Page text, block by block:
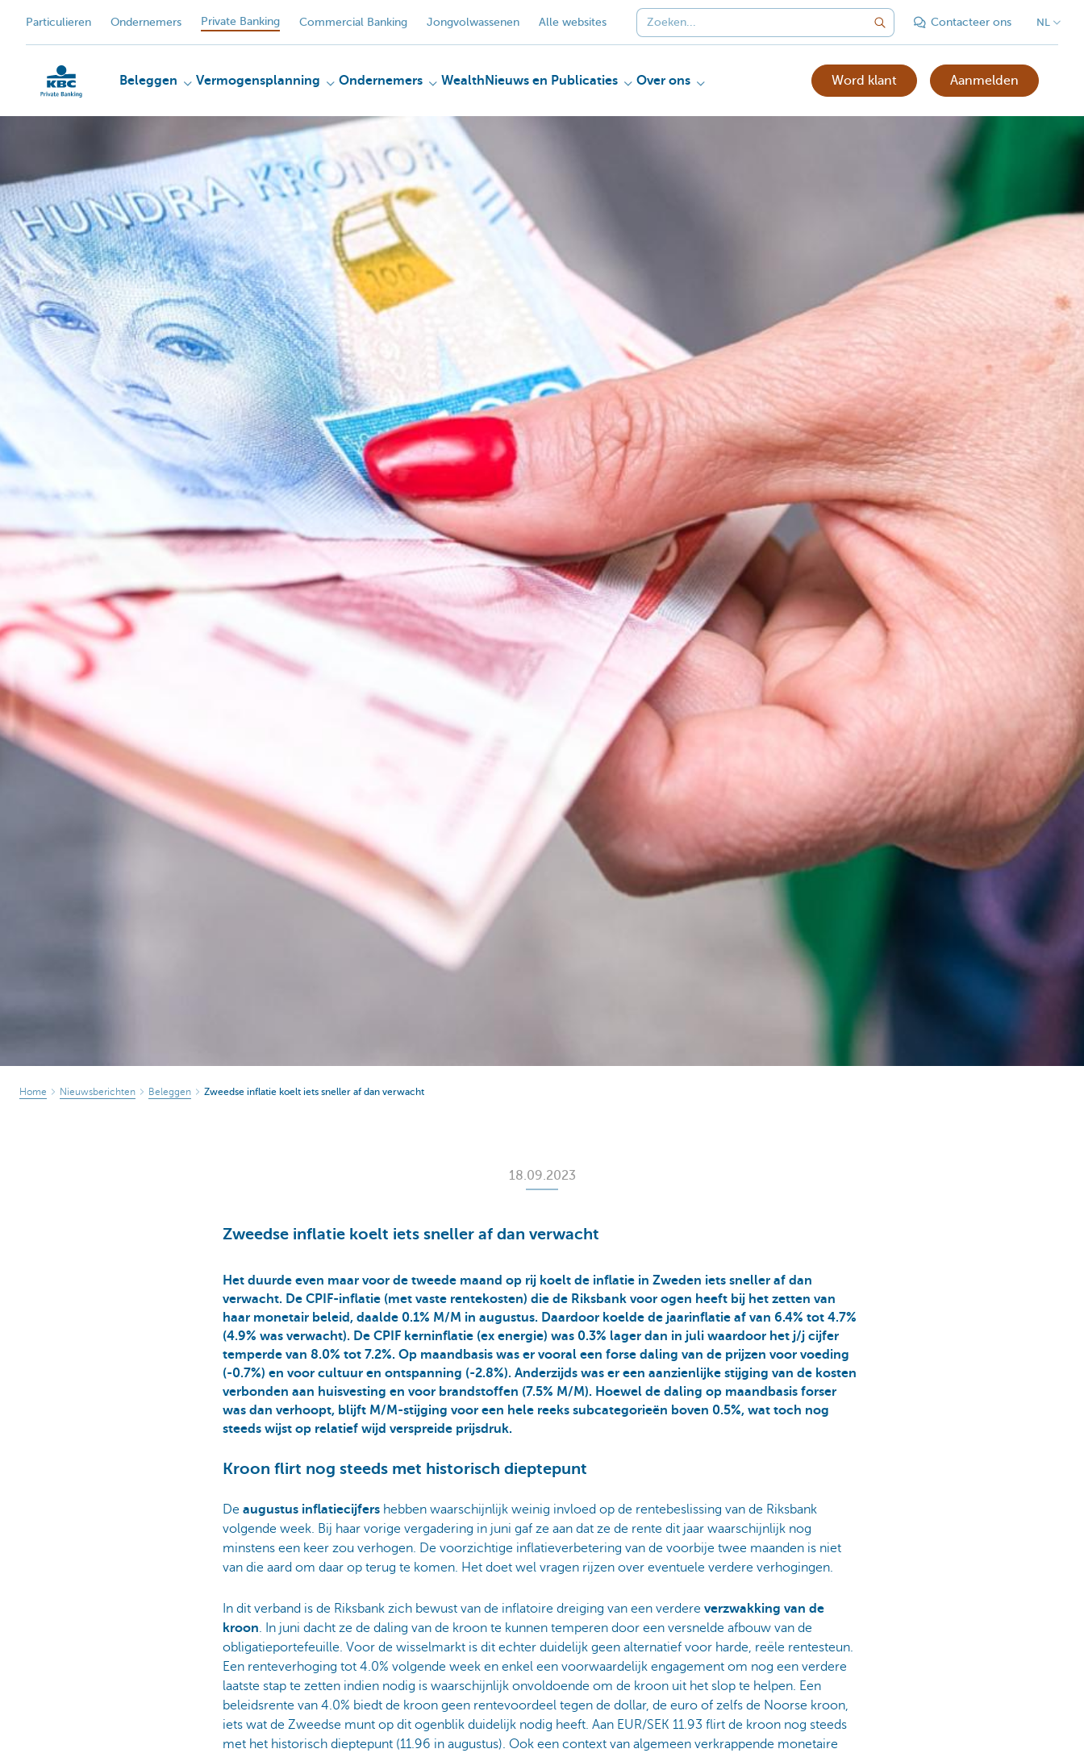
Particulieren Ondernemers Private Banking Commercial Banking Jongvolwassenen Alle websites Contacteer ons NL
Particulieren
Beleggen Vermogensplanning Ondernemers Wealth Nieuws en Publicaties Over ons Word klant Aanmelden
Home Nieuwsberichten Beleggen Zweedse inflatie koelt iets sneller af dan verwacht
18.09.2023
Zweedse inflatie koelt iets sneller af dan verwacht
Het duurde even maar voor de tweede maand op rij koelt de inflatie in Zweden iets sneller af dan
verwacht. De CPIF-inflatie (met vaste rentekosten) die de Riksbank voor ogen heeft bij het zetten van
haar monetair beleid, daalde 0.1% M/M in augustus. Daardoor koelde de jaarinflatie af van 6.4% tot 4.7%
(4.9% was verwacht). De CPIF kerninflatie (ex energie) was 0.3% lager dan in juli waardoor het j/j cijfer
temperde van 8.0% tot 7.2%. Op maandbasis was er vooral een forse daling van de prijzen voor voeding
(-0.7%) en voor cultuur en ontspanning (-2.8%). Anderzijds was er een aanzienlijke stijging van de kosten
verbonden aan huisvesting en voor brandstoffen (7.5% M/M). Hoewel de daling op maandbasis forser
was dan verhoopt, blijft M/M-stijging voor een hele reeks subcategorieën boven 0.5%, wat toch nog
steeds wijst op relatief wijd verspreide prijsdruk.
Kroon flirt nog steeds met historisch dieptepunt
De augustus inflatiecijfers hebben waarschijnlijk weinig invloed op de rentebeslissing van de Riksbank
volgende week. Bij haar vorige vergadering in juni gaf ze aan dat ze de rente dit jaar waarschijnlijk nog
minstens een keer zou verhogen. De voorzichtige inflatieverbetering van de voorbije twee maanden is niet
van die aard om daar op terug te komen. Het doet wel vragen rijzen over eventuele verdere verhogingen.
In dit verband is de Riksbank zich bewust van de inflatoire dreiging van een verdere verzwakking van de
kroon . In juni dacht ze de daling van de kroon te kunnen temperen door een versnelde afbouw van de
obligatieportefeuille. Voor de wisselmarkt is dit echter duidelijk geen alternatief voor harde, reële rentesteun.
Een renteverhoging tot 4.0% volgende week en enkel een voorwaardelijk engagement om nog een verdere
laatste stap te zetten indien nodig is waarschijnlijk onvoldoende om de kroon uit het slop te helpen. Een
beleidsrente van 4.0% biedt de kroon geen rentevoordeel tegen de dollar, de euro of zelfs de Noorse kroon,
iets wat de Zweedse munt op dit ogenblik duidelijk nodig heeft. Aan EUR/SEK 11.93 flirt de kroon nog steeds
met het historisch dieptepunt (11.96 in augustus). Ook een context van algemeen verkrappende monetaire